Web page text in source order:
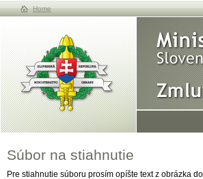
Home
Súbor na stiahnutie
Pre stiahnutie súboru prosím opíšte text z obrázka